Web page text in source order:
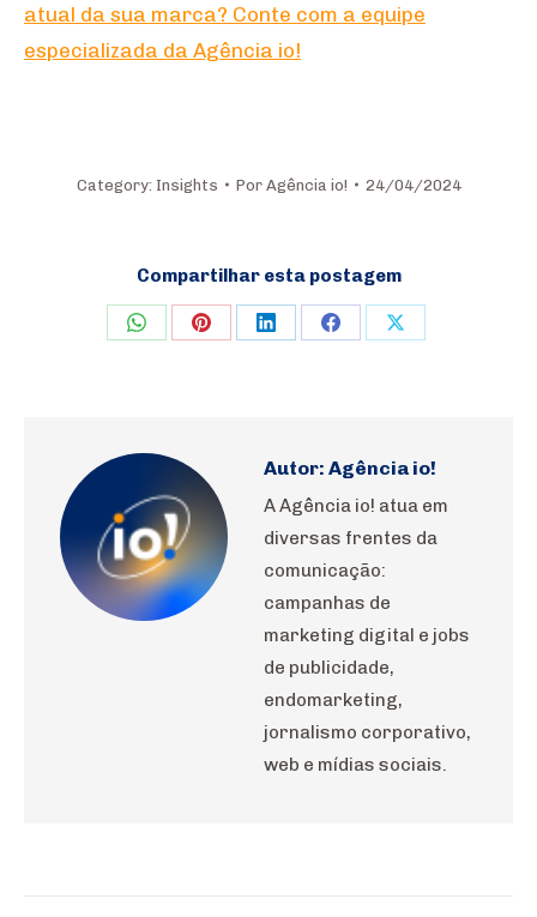
atual da sua marca? Conte com a equipe
especializada da Agência io!
Category: Insights Por Agência io! 24/04/2024
Compartilhar esta postagem
Share Share Share Share Share
Autor: Agência io!
A Agência io! atua em
diversas frentes da
comunicação:
campanhas de
marketing digital e jobs
de publicidade,
endomarketing,
jornalismo corporativo,
web e mídias sociais.